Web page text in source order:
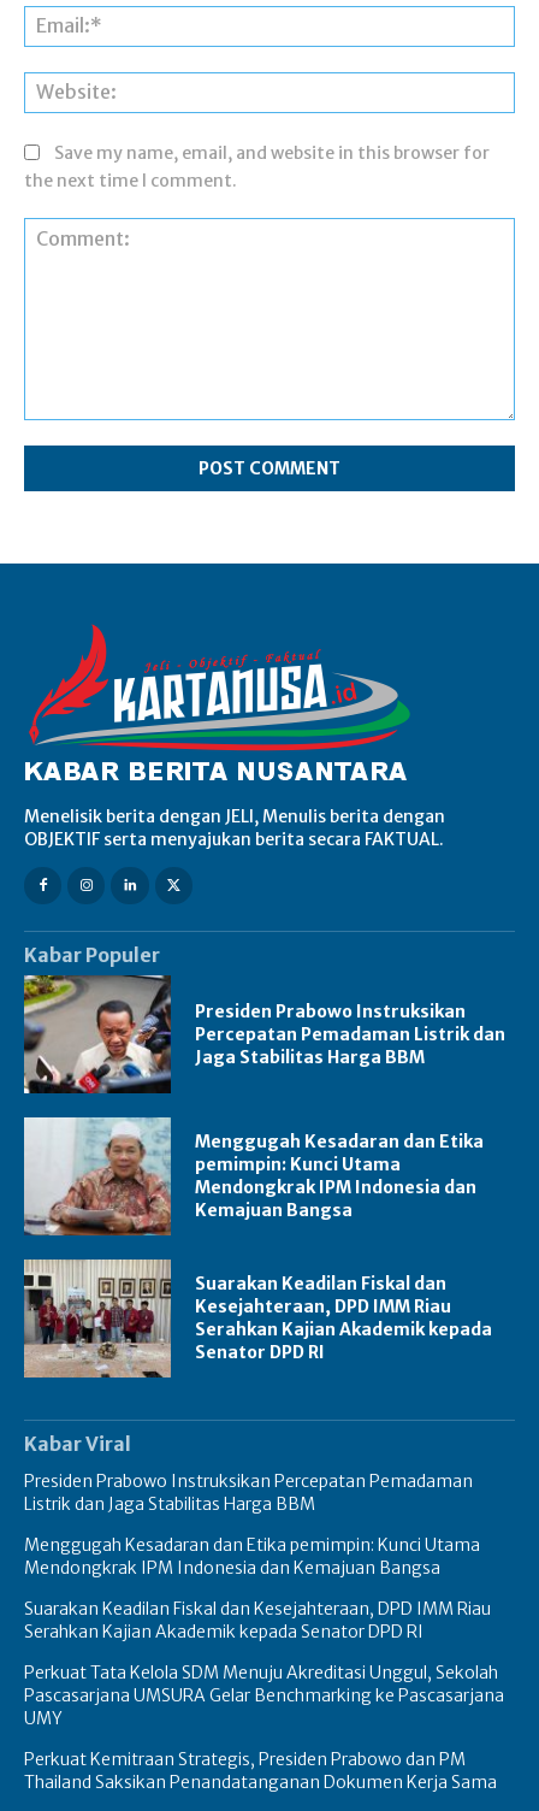
Save my name, email, and website in this browser for
the next time I comment.
Menelisik berita dengan JELI, Menulis berita dengan
OBJEKTIF serta menyajukan berita secara FAKTUAL.
Kabar Populer
Presiden Prabowo Instruksikan
Percepatan Pemadaman Listrik dan
Jaga Stabilitas Harga BBM
Menggugah Kesadaran dan Etika
pemimpin: Kunci Utama
Mendongkrak IPM Indonesia dan
Kemajuan Bangsa
Suarakan Keadilan Fiskal dan
Kesejahteraan, DPD IMM Riau
Serahkan Kajian Akademik kepada
Senator DPD RI
Kabar Viral
Presiden Prabowo Instruksikan Percepatan Pemadaman
Listrik dan Jaga Stabilitas Harga BBM
Menggugah Kesadaran dan Etika pemimpin: Kunci Utama
Mendongkrak IPM Indonesia dan Kemajuan Bangsa
Suarakan Keadilan Fiskal dan Kesejahteraan, DPD IMM Riau
Serahkan Kajian Akademik kepada Senator DPD RI
Perkuat Tata Kelola SDM Menuju Akreditasi Unggul, Sekolah
Pascasarjana UMSURA Gelar Benchmarking ke Pascasarjana
UMY
Perkuat Kemitraan Strategis, Presiden Prabowo dan PM
Thailand Saksikan Penandatanganan Dokumen Kerja Sama